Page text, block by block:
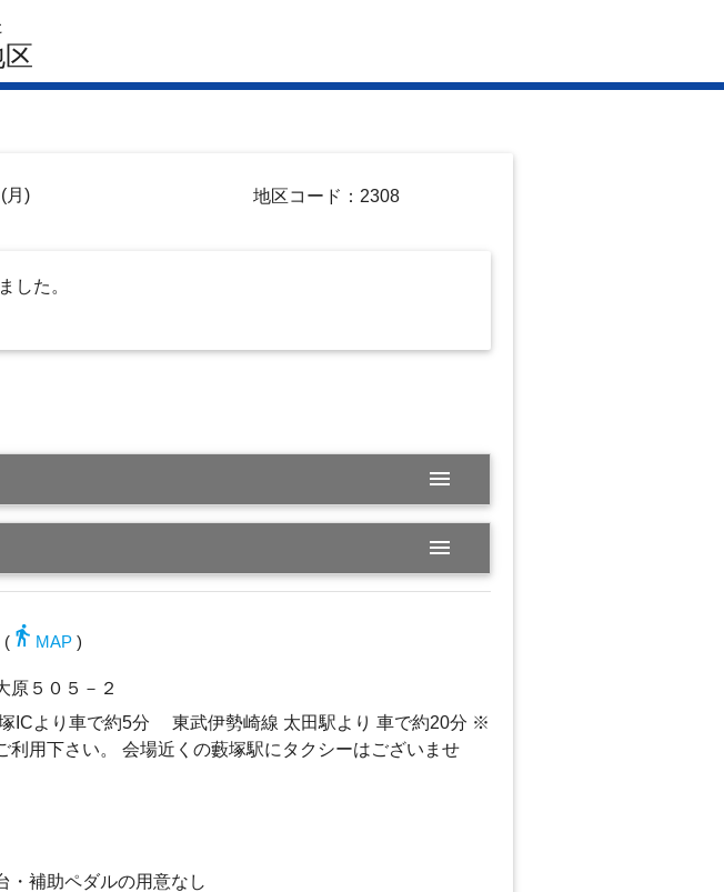
月) 地区コード：2308
した。
menu
menu
directions_walk MAP )
原５０５－２
ICより車で約5分 東武伊勢崎線 太田駅より 車で約20分 ※
利用下さい。 会場近くの藪塚駅にタクシーはございませ
・補助ペダルの用意なし